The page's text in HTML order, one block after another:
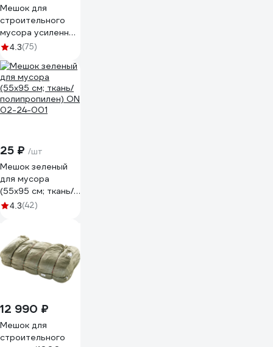
Мешок для
строительного
мусора усиленный
(95x55 см) Без
4.3(75)
25 ₽ /шт
Мешок зеленый
для мусора
(55x95 см; ткань/
полипропилен) ON
4.3(42)
12 990 ₽
Мешок для
строительного